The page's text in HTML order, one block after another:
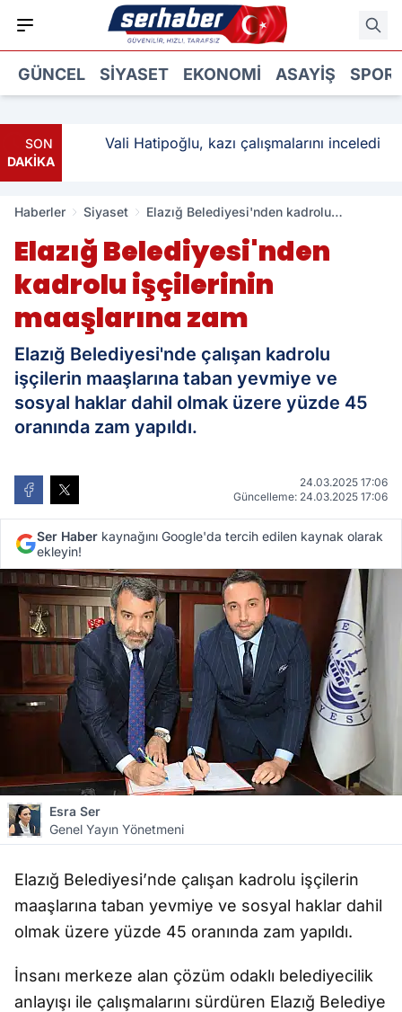
GÜNCEL SIYASET EKONOMI ASAYIŞ SPOR
SON
DAKİKA
3 Vali Hatipoğlu, kazı çalışmalarını inceledi
Haberler Siyaset
Elazığ Belediyesi'nden kadrolu
Elazığ Belediyesi'nden
kadrolu işçilerinin
maaşlarına zam
Elazığ Belediyesi'nde çalışan kadrolu
işçilerin maaşlarına taban yevmiye ve
sosyal haklar dahil olmak üzere yüzde 45
oranında zam yapıldı.
24.03.2025 17:06
Güncelleme: 24.03.2025 17:06
Ser Haber kaynağını Google'da tercih edilen kaynak olarak
ekleyin!
Esra Ser
Genel Yayın Yönetmeni
Elazığ Belediyesi’nde çalışan kadrolu işçilerin
maaşlarına taban yevmiye ve sosyal haklar dahil
olmak üzere yüzde 45 oranında zam yapıldı.
İnsanı merkeze alan çözüm odaklı belediyecilik
anlayışı ile çalışmalarını sürdüren Elazığ Belediye